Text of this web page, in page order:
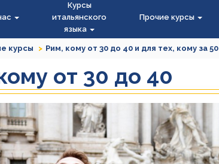
Курсы
итальянского
языка
Прочие курсы
курсы Рим, кому от 30 до 40 и для тех, кому за 50
от 30 до 40